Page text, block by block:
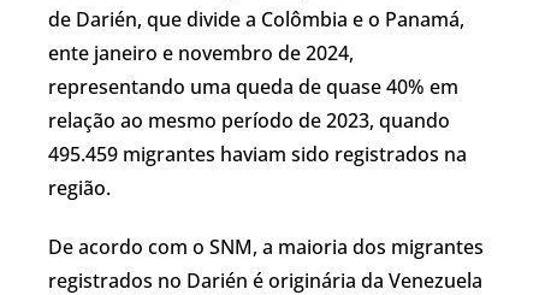
de Darién, que divide a Colômbia e o Panamá,
ente janeiro e novembro de 2024,
representando uma queda de quase 40% em
relação ao mesmo período de 2023, quando
495.459 migrantes haviam sido registrados na
região.
De acordo com o SNM, a maioria dos migrantes
registrados no Darién é originária da Venezuela